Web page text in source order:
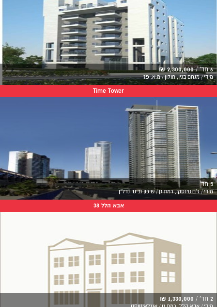
6 חד' / 2,300,000 ₪
מידי / מנחם בגין, חולון / מ.א. פז
Time Tower
5 חד'
מידי / ז'בוטינסקי, רמת גן / שיכון ובינוי נדל"ן
אבא הלל 38
2 חד' / 1,330,000 ₪